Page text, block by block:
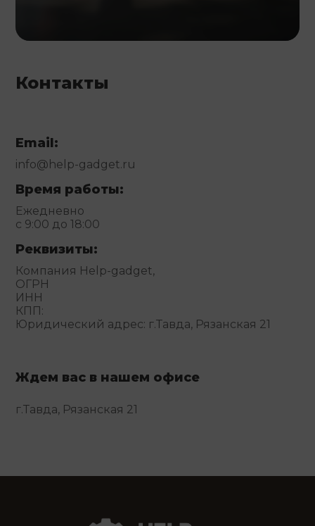
Контакты
Email:
info@help-gadget.ru
Время работы:
Ежедневно
с 9:00 до 18:00
Реквизиты:
Компания Help-gadget,
ОГРН
ИНН
КПП:
Юридический адрес: г.Тавда, Рязанская 21
Ждем вас в нашем офисе
г.Тавда, Рязанская 21